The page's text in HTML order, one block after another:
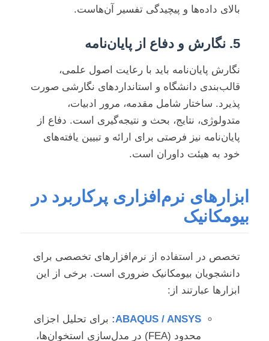
بالای داده‌ها و پیچیدگی تفسیر آن‌هاست.
5. نگارش و دفاع از پایان‌نامه
نگارش پایان‌نامه باید با رعایت اصول علمی،
قالب‌بندی دانشگاه و استانداردهای نگارشی صورت
پذیرد. ساختار شامل مقدمه، مرور ادبیات،
متدولوژی، نتایج، بحث و نتیجه‌گیری است. دفاع از
پایان‌نامه نیز فرصتی برای ارائه و تبیین یافته‌های
خود به هیئت داوران است.
ابزارهای نرم‌افزاری پرکاربرد در
بیومکانیک
تخصص در استفاده از نرم‌افزارهای تخصصی برای
دانشجویان بیومکانیک ضروری است. برخی از این
ابزارها عبارتند از:
ABAQUS / ANSYS:
برای تحلیل اجزای
محدود (FEA) در مدل‌سازی استخوان‌ها،